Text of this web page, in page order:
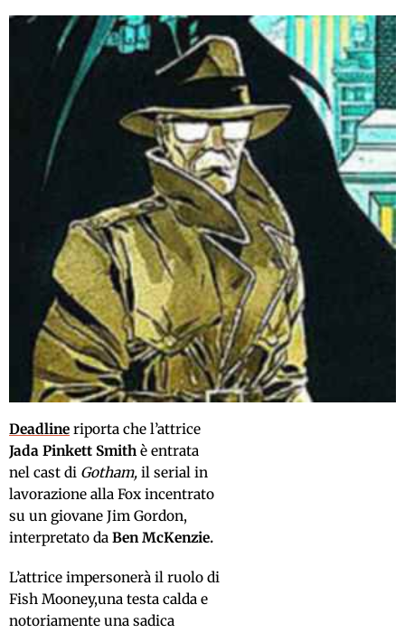
Deadline riporta che l’attrice
Jada Pinkett Smith è entrata
nel cast di Gotham, il serial in
lavorazione alla Fox incentrato
su un giovane Jim Gordon,
interpretato da Ben McKenzie.
L’attrice impersonerà il ruolo di
Fish Mooney,una testa calda e
notoriamente una sadica